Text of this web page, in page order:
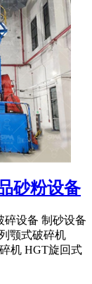
砂粉设备
碎设备 制砂设备
颚式破碎机
机 HGT旋回式